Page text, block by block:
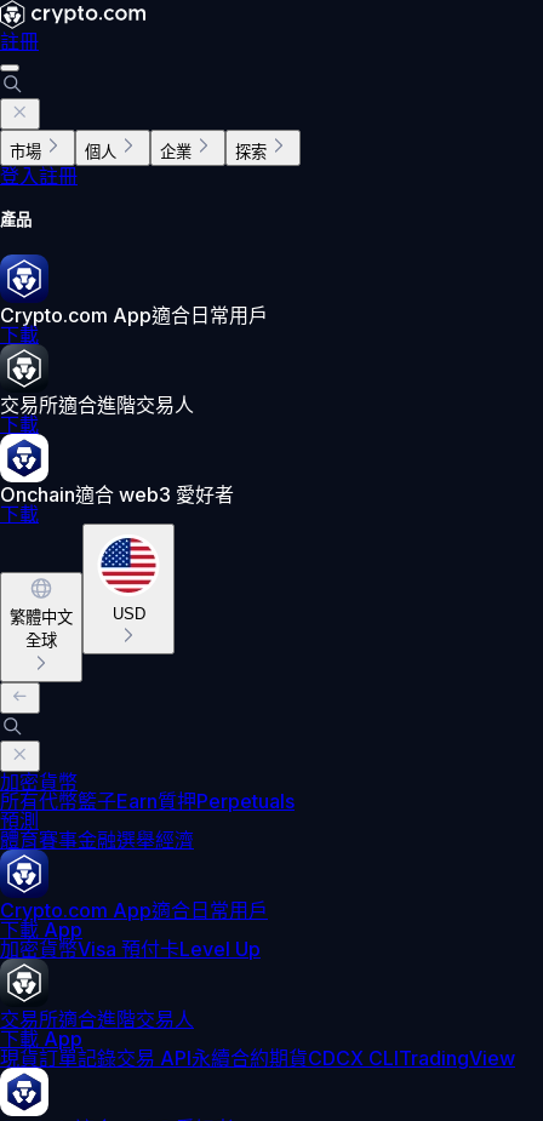
註冊
市場 個人 企業 探索
登入註冊
產品
Crypto.com App適合日常用戶
下載
交易所適合進階交易人
下載
Onchain適合 web3 愛好者
下載
繁體中文
全球
USD
加密貨幣
所有代幣籃子Earn質押Perpetuals
預測
體育賽事金融選舉經濟
Crypto.com App適合日常用戶
下載 App
加密貨幣Visa 預付卡Level Up
交易所適合進階交易人
下載 App
現貨訂單記錄交易 API永續合約期貨CDCX CLITradingView